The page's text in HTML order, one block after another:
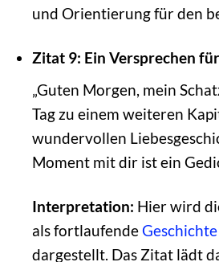
und Orientierung für den
Zitat 9: Ein Versprechen
„Guten Morgen, mein
Tag zu einem weiteren
wundervollen
Moment mit dir ist ein
Interpretation: Hier wird
als fortlaufendeGeschichte
dargestellt. Das Zitat lädt